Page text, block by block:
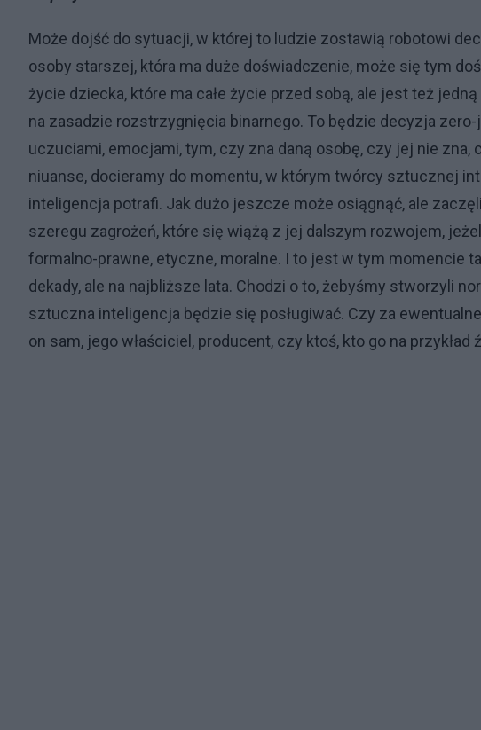
Może dojść do sytuacji, w której to ludzie zostawią robotowi
osoby starszej, która ma duże doświadczenie, może się tym
życie dziecka, które ma całe życie przed sobą, ale jest też
na zasadzie rozstrzygnięcia binarnego. To będzie decyzja
uczuciami, emocjami, tym, czy zna daną osobę, czy jej nie
niuanse, docieramy do momentu, w którym twórcy sztucznej
inteligencja potrafi. Jak dużo jeszcze może osiągnąć, ale
szeregu zagrożeń, które się wiążą z jej dalszym rozwojem,
formalno-prawne, etyczne, moralne. I to jest w tym momencie
dekady, ale na najbliższe lata. Chodzi o to, żebyśmy stworzyli
sztuczna inteligencja będzie się posługiwać. Czy za
on sam, jego właściciel, producent, czy ktoś, kto go na przykład